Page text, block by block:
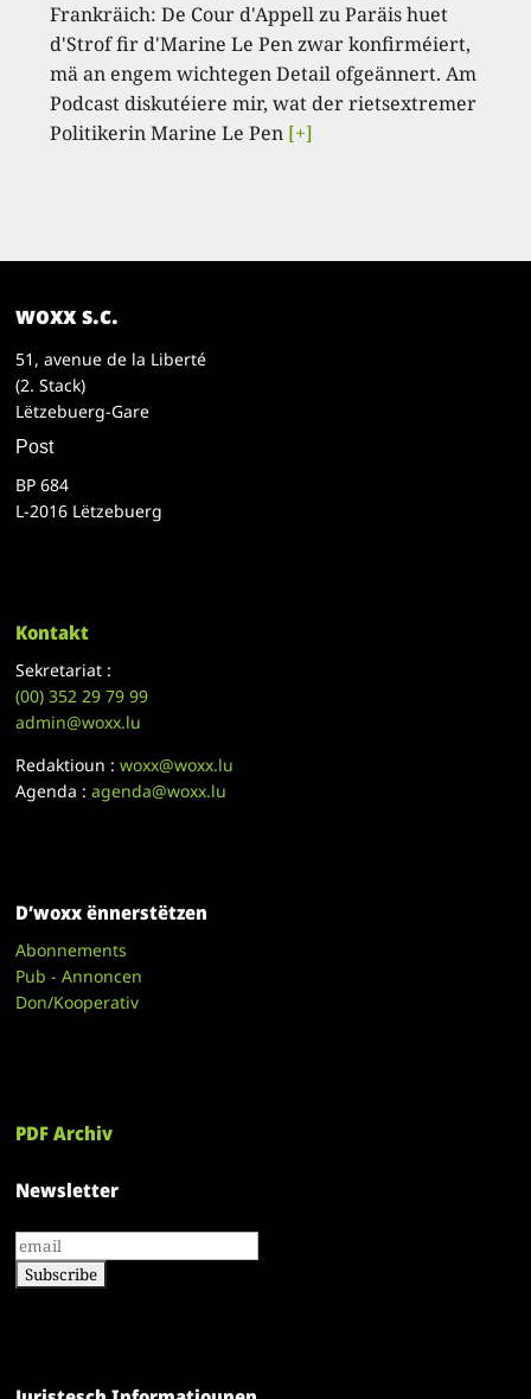
Frankräich: De Cour d'Appell zu Paräis huet
d'Strof fir d'Marine Le Pen zwar konfirméiert,
mä an engem wichtegen Detail ofgeännert. Am
Podcast diskutéiere mir, wat der rietsextremer
Politikerin Marine Le Pen [+]
woxx s.c.
51, avenue de la Liberté
(2. Stack)
Lëtzebuerg-Gare
Post
BP 684
L-2016 Lëtzebuerg
Kontakt
Sekretariat :
(00)352 29 79 99
admin@woxx.lu
Redaktioun :woxx@woxx.lu
Agenda :agenda@woxx.lu
D’woxx ënnerstëtzen
Abonnements
Pub - Annoncen
Don/Kooperativ
PDF Archiv
Newsletter